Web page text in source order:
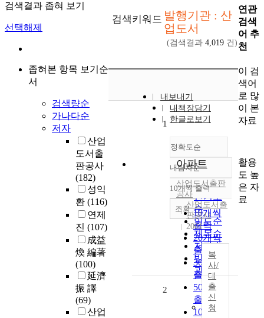
검색결과 좁혀 보기
선택해제
좁혀본 항목 보기순
서
검색량순
가나다순
저자
산업
도서출
판공사
(182)
성익
환 (116)
연제
진 (107)
成益
煥 編著
(100)
延濟
振 譯
(69)
산업
검색키워드 발행기관 : 산
업도서
(검색결과 4,019 건)
내보내기
내책장담기
한글로보기
정확도순
정확도
순
인기도
순
연도순
제목순
저자순
발행기
관순
내림차순
내림차순
10개씩 출력
10개씩
출력
20개씩
출력
30개씩
출력
50개씩
출력
100개씩
조회
1
아파트
산업도서출판
공사
산업도서출
판공사
2001
복
사/
대
출
신
청
2
연관
검색
어 추
천
이 검
색어
로 많
이 본
자료
활용
도 높
은 자
료